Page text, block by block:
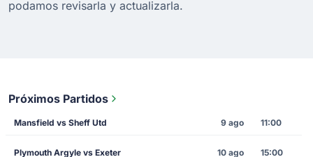
podamos revisarla y actualizarla.
Próximos Partidos
Mansfield vs Sheff Utd 9 ago 11:00
Plymouth Argyle vs Exeter 10 ago 15:00